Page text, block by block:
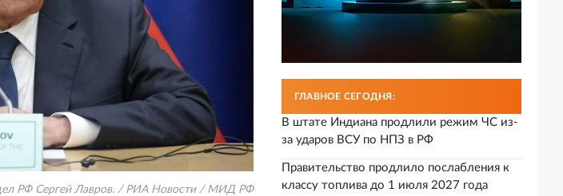
РФ Сергей Лавров. / РИА Новости / МИД РФ
ГЛАВНОЕ СЕГОДНЯ:
В штате Индиана продлили режим ЧС из-
за ударов ВСУ по НПЗ в РФ
Правительство продлило послабления к
классу топлива до 1 июля 2027 года